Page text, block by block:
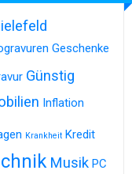
Geschenke
Günstig
Inflation
Krankheit Kredit
Musik PC